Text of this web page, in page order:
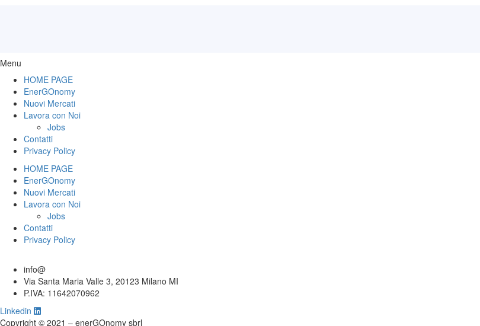
Menu
HOME PAGE
EnerGOnomy
Nuovi Mercati
Lavora con Noi
Jobs
Contatti
Privacy Policy
HOME PAGE
EnerGOnomy
Nuovi Mercati
Lavora con Noi
Jobs
Contatti
Privacy Policy
info@
Via Santa Maria Valle 3, 20123 Milano MI
P.IVA: 11642070962
Linkedin
Copyright © 2021 – enerGOnomy sbrl